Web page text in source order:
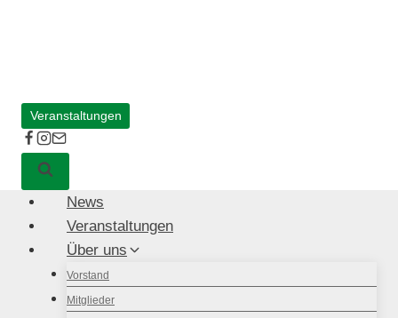
Veranstaltungen
News
Veranstaltungen
Über uns
Vorstand
Mitglieder